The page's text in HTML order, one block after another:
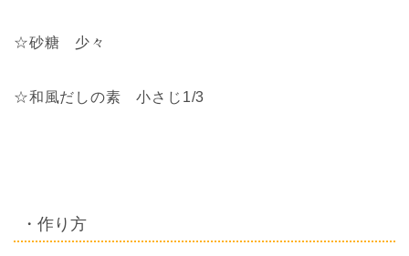
☆砂糖 少々
☆和風だしの素 小さじ1/3
・作り方